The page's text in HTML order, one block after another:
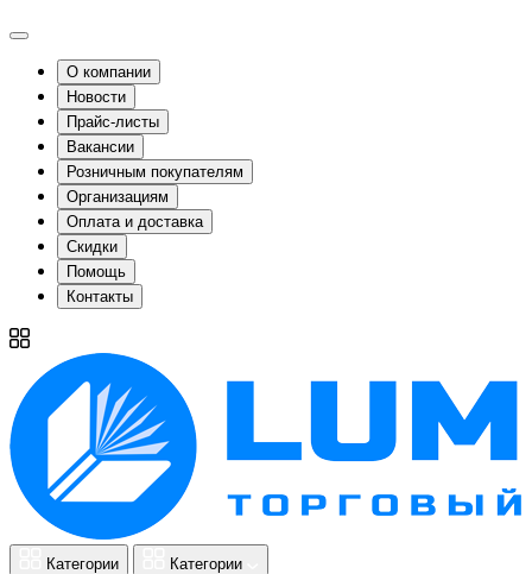
О компании
Новости
Прайс-листы
Вакансии
Розничным покупателям
Организациям
Оплата и доставка
Скидки
Помощь
Контакты
Категории Категории